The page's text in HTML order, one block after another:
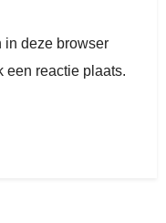
in deze browser
een reactie plaats.